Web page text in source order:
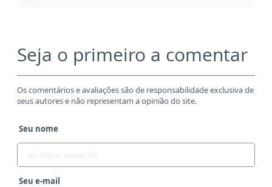
Seja o primeiro a comentar
Os comentários e avaliações são de responsabilidade exclusiva de
seus autores e não representam a opinião do site.
Seu nome
Seu e-mail